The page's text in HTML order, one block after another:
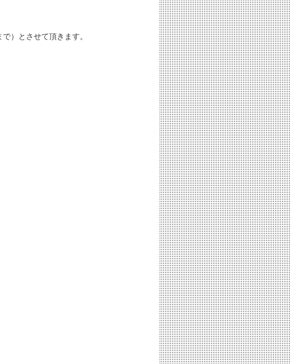
）とさせて頂きます。